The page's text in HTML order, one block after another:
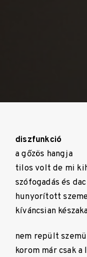
diszfunkció
a gőzös hangja
tilos volt de mi
szófogadás és
hunyorított
kíváncsian
nem repült
korom már csak a